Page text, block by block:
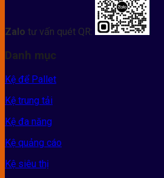
Zalo tư vấn quét QR:
Danh mục
Kệ để Pallet
Kệ trung tải
Kệ đa năng
Kệ quảng cáo
Kệ siêu thị